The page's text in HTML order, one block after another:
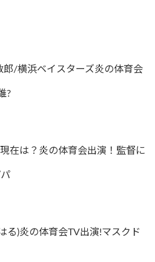
/横浜ベイスターズ炎の体育会
?
在は？炎の体育会出演！監督に
る)炎の体育会TV出演!マスクド